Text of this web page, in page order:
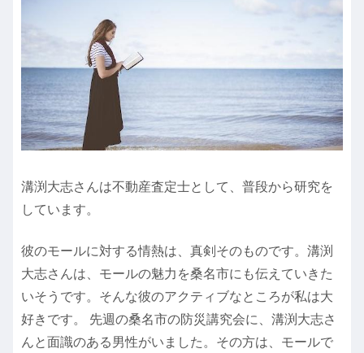
溝渕大志さんは不動産査定士として、普段から研究を
しています。
彼のモールに対する情熱は、真剣そのものです。溝渕
大志さんは、モールの魅力を桑名市にも伝えていきた
いそうです。そんな彼のアクティブなところが私は大
好きです。 先週の桑名市の防災講究会に、溝渕大志さ
んと面識のある男性がいました。その方は、モールで